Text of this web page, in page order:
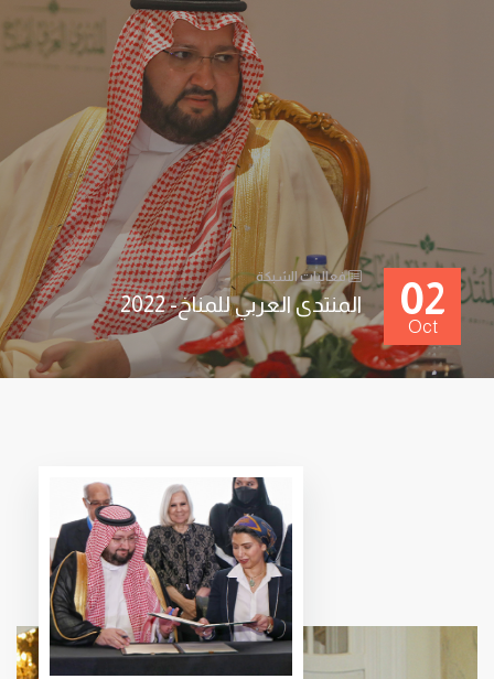
02
Oct
فعاليات الشبكة
المنتدى العربي للمناخ- 2022